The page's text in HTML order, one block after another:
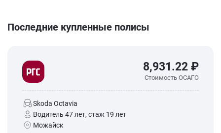
Последние купленные полисы
8,931.22 ₽
Стоимость ОСАГО
Skoda Octavia
Водитель 47 лет, стаж 19 лет
Можайск